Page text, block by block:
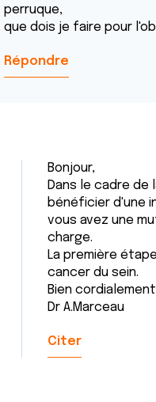
perruque,
que dois je faire pour
Répondre
Bonjour,
Dans le cadre de
bénéficier d'une
vous avez une
charge.
La première
cancer du sein.
Bien cordialement
Dr A.Marceau
Citer